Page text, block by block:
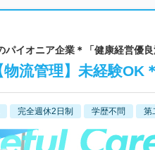
イオニア企業＊「健康経営優
流管理】未経験OK
完全週休2日制 学歴不問 第